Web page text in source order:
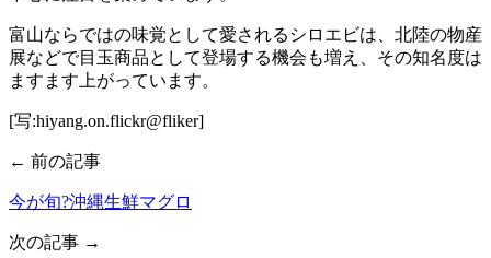
富山ならではの味覚として愛されるシロエビは、北陸の物産
展などで目玉商品として登場する機会も増え、その知名度は
ますます上がっています。
[写:hiyang.on.flickr@fliker]
← 前の記事
今が旬?沖縄生鮮マグロ
次の記事 →